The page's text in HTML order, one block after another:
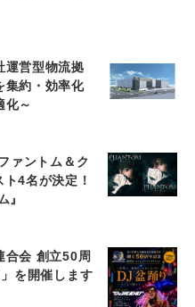
運営型物流拠
集約・効率化
化～
ァントム＆ク
4名が決定！
』
合会 創立50周
を開催します